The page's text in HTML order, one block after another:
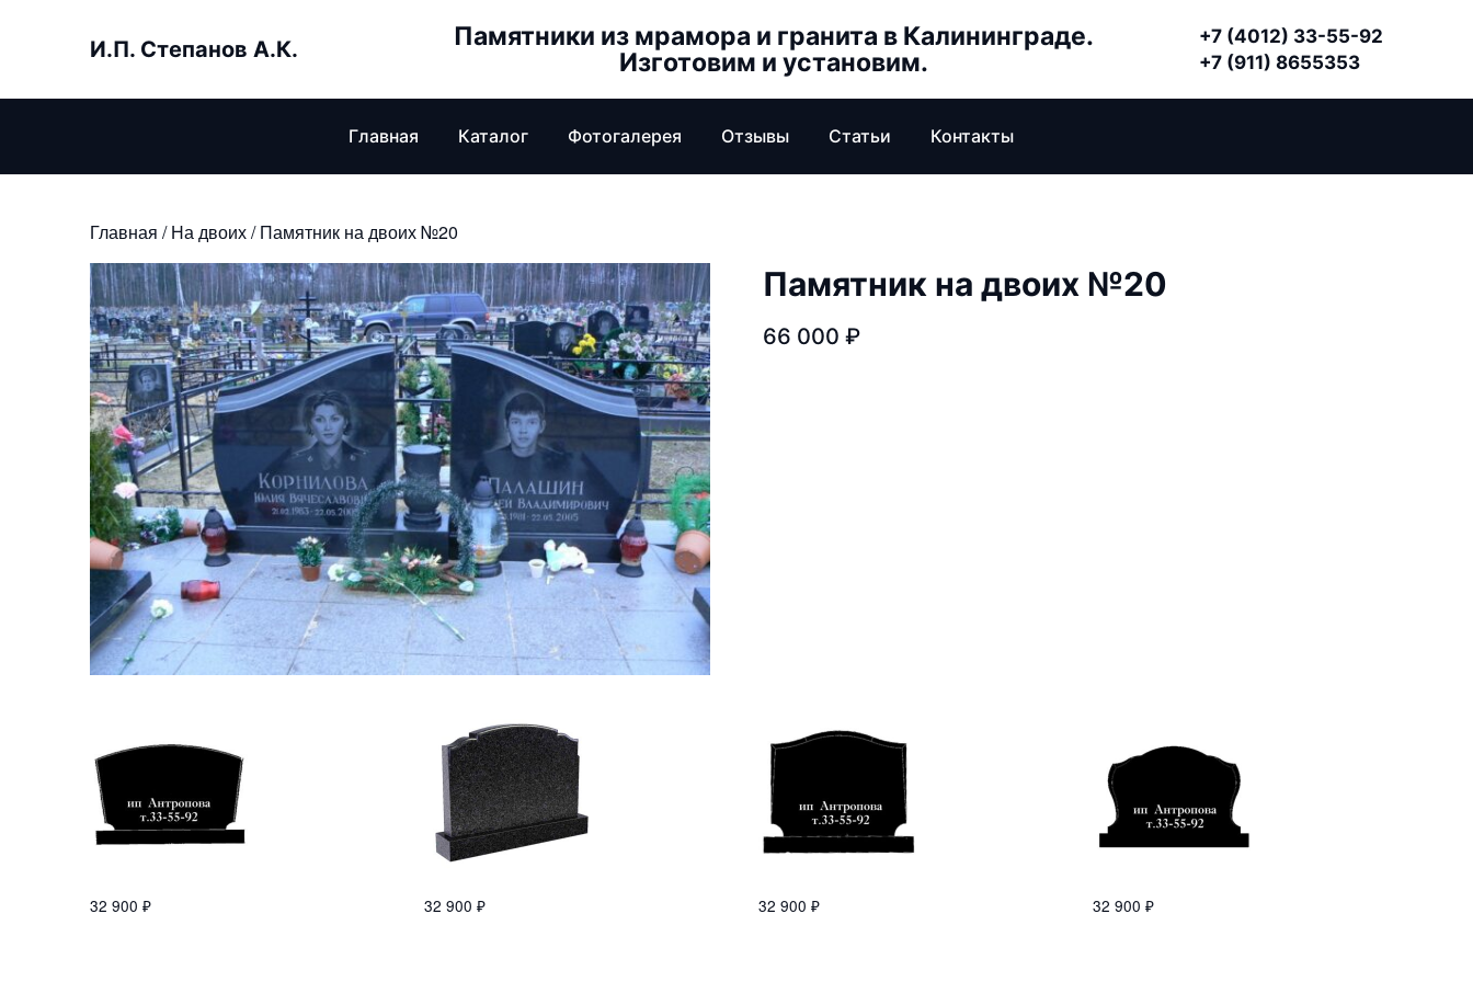
И.П. Степанов А.К.
Памятники из мрамора и гранита в Калининграде.
Изготовим и установим.
+7 (4012) 33-55-92
+7 (911) 8655353
Главная Каталог Фотогалерея Отзывы Статьи Контакты
Главная /На двоих/ Памятник на двоих №20
Памятник на двоих №20
66 000 ₽
32 900 ₽ 32 900₽ 32 900₽ 32 900₽